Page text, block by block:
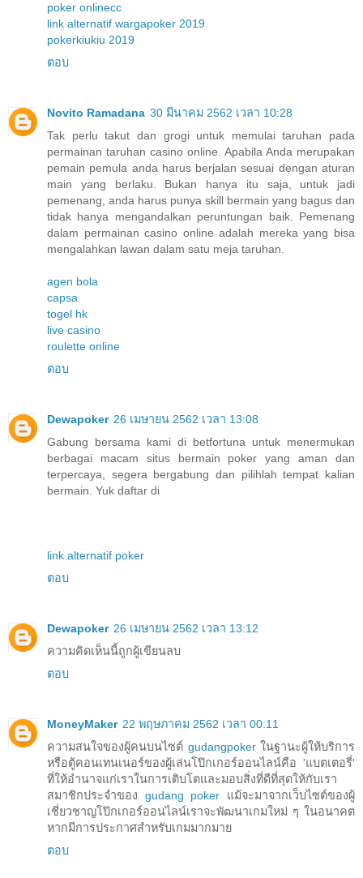
poker onlinecc
link alternatif wargapoker 2019
pokerkiukiu 2019
ตอบ
Novito Ramadana 30 มีนาคม 2562 เวลา 10:28
Tak perlu takut dan grogi untuk memulai taruhan pada
permainan taruhan casino online. Apabila Anda merupakan
pemain pemula anda harus berjalan sesuai dengan aturan
main yang berlaku. Bukan hanya itu saja, untuk jadi
pemenang, anda harus punya skill bermain yang bagus dan
tidak hanya mengandalkan peruntungan baik. Pemenang
dalam permainan casino online adalah mereka yang bisa
mengalahkan lawan dalam satu meja taruhan.
agen bola
capsa
togel hk
live casino
roulette online
ตอบ
Dewapoker 26 เมษายน 2562 เวลา 13:08
Gabung bersama kami di betfortuna untuk menermukan
berbagai macam situs bermain poker yang aman dan
terpercaya, segera bergabung dan pilihlah tempat kalian
bermain. Yuk daftar di
link alternatif poker
ตอบ
Dewapoker 26 เมษายน 2562 เวลา 13:12
ความคิดเห็นนี้ถูกผู้เขียนลบ
ตอบ
MoneyMaker 22 พฤษภาคม 2562 เวลา 00:11
ความสนใจของผู้คนบนไซต์ gudangpokerในฐานะผู้ให้บริการ
หรือตู้คอนเทนเนอร์ของผู้เล่นโป๊กเกอร์ออนไลน์คือ 'แบตเตอรี่'
ที่ให้อำนาจแก่เราในการเติบโตและมอบสิ่งที่ดีที่สุดให้กับเรา
สมาชิกประจำของ gudang poker แม้จะมาจากเว็บไซต์ของผู้
เชี่ยวชาญโป๊กเกอร์ออนไลน์เราจะพัฒนาเกมใหม่ ๆ ในอนาคต
หากมีการประกาศสำหรับเกมมากมาย
ตอบ